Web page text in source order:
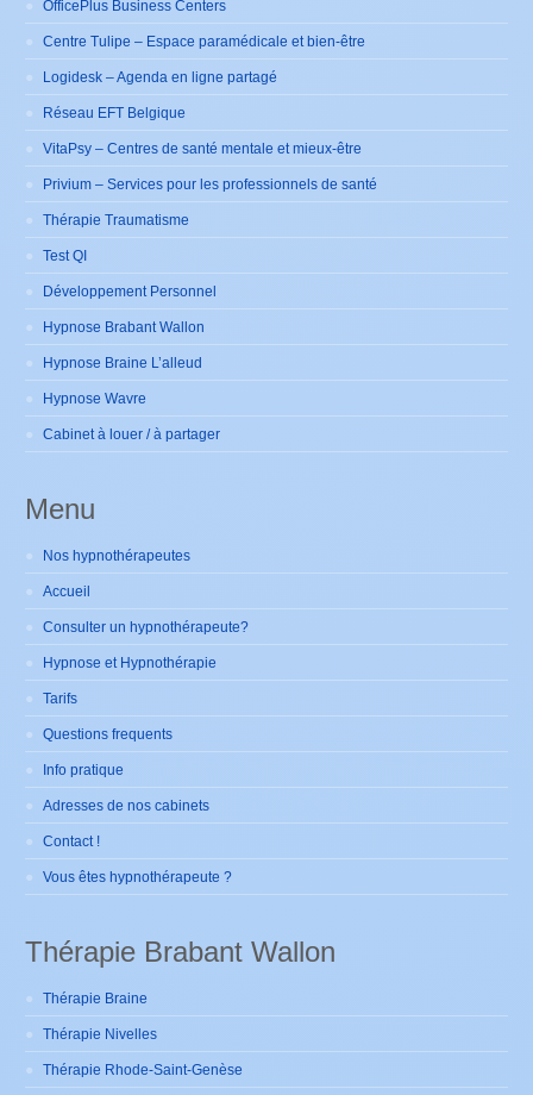
OfficePlus Business Centers
Centre Tulipe – Espace paramédicale et bien-être
Logidesk – Agenda en ligne partagé
Réseau EFT Belgique
VitaPsy – Centres de santé mentale et mieux-être
Privium – Services pour les professionnels de santé
Thérapie Traumatisme
Test QI
Développement Personnel
Hypnose Brabant Wallon
Hypnose Braine L’alleud
Hypnose Wavre
Cabinet à louer / à partager
Menu
Nos hypnothérapeutes
Accueil
Consulter un hypnothérapeute?
Hypnose et Hypnothérapie
Tarifs
Questions frequents
Info pratique
Adresses de nos cabinets
Contact !
Vous êtes hypnothérapeute ?
Thérapie Brabant Wallon
Thérapie Braine
Thérapie Nivelles
Thérapie Rhode-Saint-Genèse